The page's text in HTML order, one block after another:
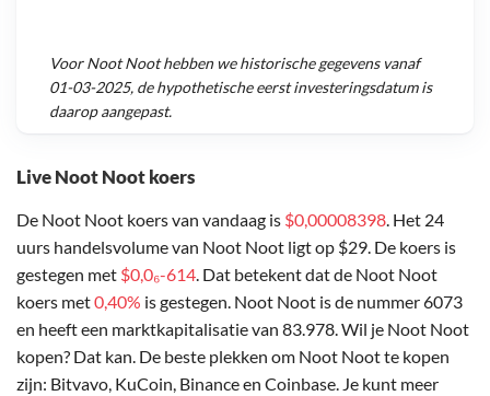
Live Noot Noot koers
De Noot Noot koers van vandaag is $0,00008398. Het 24
uurs handelsvolume van Noot Noot ligt op $29. De koers is
gestegen met $0,0₆-614. Dat betekent dat de Noot Noot
koers met0,40% is gestegen. Noot Noot is de nummer 6073
en heeft een marktkapitalisatie van 83.978. Wil je Noot Noot
kopen? Dat kan. De beste plekken om Noot Noot te kopen
zijn: Bitvavo, KuCoin, Binance en Coinbase. Je kunt meer
VoorNoot Noothebben we historische gegevens vanaf
01-03-2025, de hypothetische eerst investeringsdatum is
daarop aangepast.